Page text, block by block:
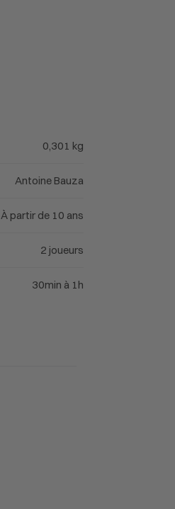
0,301 kg
Antoine Bauza
À partir de 10 ans
2 joueurs
30min à 1h